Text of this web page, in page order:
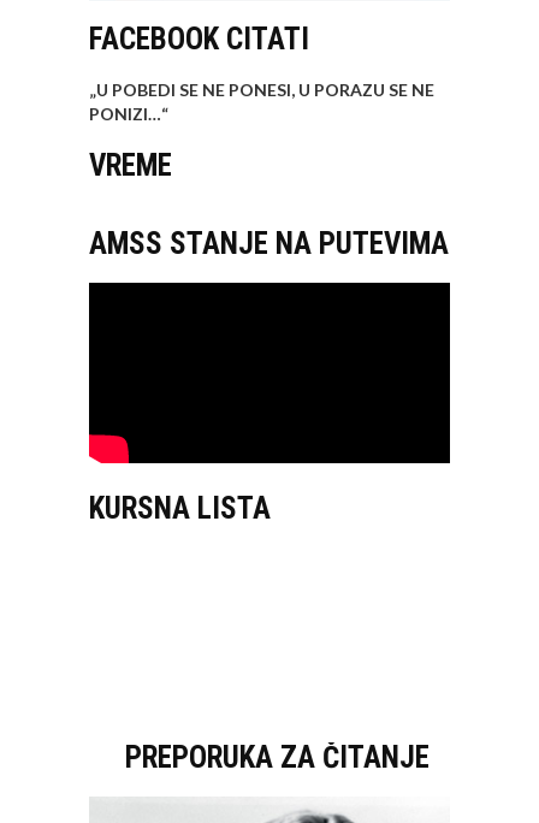
FACEBOOK CITATI
„U POBEDI SE NE PONESI, U PORAZU SE NE
PONIZI…“
VREME
AMSS STANJE NA PUTEVIMA
KURSNA LISTA
PREPORUKA ZA ČITANJE